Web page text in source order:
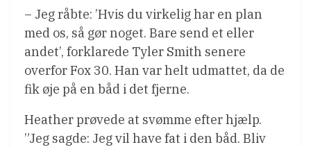
– Jeg råbte: ’Hvis du virkelig har en plan
med os, så gør noget. Bare send et eller
andet’, forklarede Tyler Smith senere
overfor Fox 30. Han var helt udmattet, da de
fik øje på en båd i det fjerne.
Heather prøvede at svømme efter hjælp.
”Jeg sagde: Jeg vil have fat i den båd. Bliv